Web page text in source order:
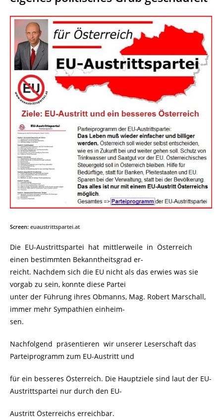
Screen: euaustrittspartei.at
Die EU-Austrittspartei hat mittlerweile in Österreich
einen bestimmten Bekanntheitsgrad er-
reicht. Nachdem sich die EU nicht als das erwies was sie
vorgab zu sein, konnte diese Partei
unter der Führung ihres Obmanns, Mag. Robert Marschall,
immer mehr Sympathien einheim-
sen.
Nachfolgend präsentieren wir unserer Leserschaft das
Parteiprogramm zum EU-Austritt und
für ein besseres Österreich. Die Hauptziele sind laut der EU-
Austrittspartei nur durch den EU-
Austritt Österreichs erreichbar.